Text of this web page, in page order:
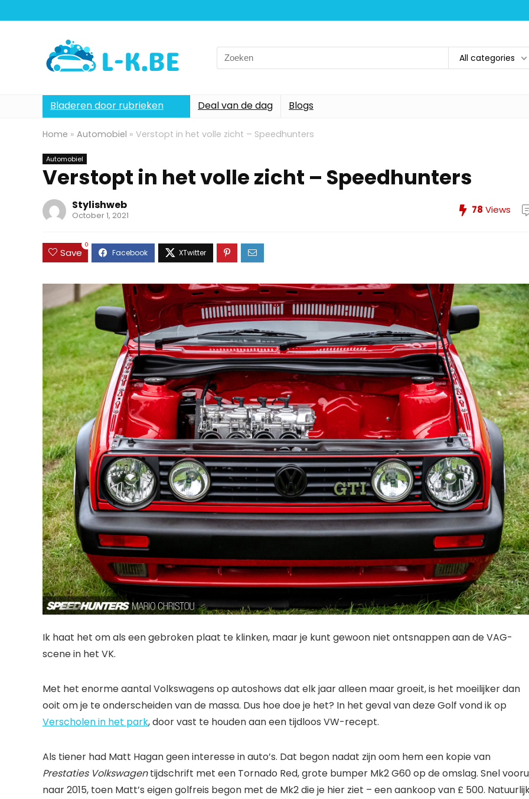
Search
for:
All categories
Bladeren door rubrieken Deal van de dag Blogs
Home » Automobiel » Verstopt in het volle zicht – Speedhunters
Automobiel
Verstopt in het volle zicht – Speedhunters
Stylishweb
October 1, 2021 78 Views
Save
0
Ik haat het om als een gebroken plaat te klinken, maar je kunt gewoon niet ontsnappen aan de VAG-
scene in het VK.
Met het enorme aantal Volkswagens op autoshows dat elk jaar alleen maar groeit, is het moeilijker dan
ooit om je te onderscheiden van de massa. Dus hoe doe je het? In het geval van deze Golf vond ik op
Verscholen in het park, door vast te houden aan een tijdloos VW-recept.
Als tiener had Matt Hagan geen interesse in auto’s. Dat begon nadat zijn oom hem een ​​kopie van
Prestaties Volkswagentijdschrift met een Tornado Red, grote bumper Mk2 G60 op de omslag. Snel
naar 2015, toen Matt’s eigen golfreis begon met de Mk2 die je hier ziet – een aankoop van £ 500.